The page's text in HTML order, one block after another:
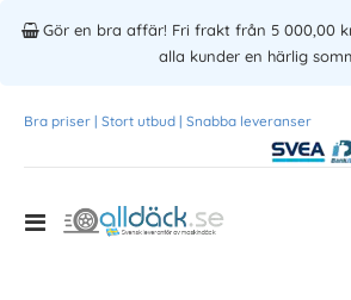
Gör en bra affär! Fri frakt från 5 000,00
alla kunder en härlig
Bra priser | Stort utbud | Snabba leveranser
Toggle